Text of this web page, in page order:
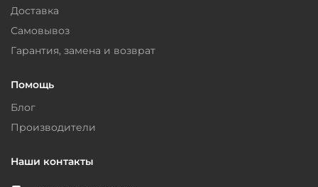
Доставка
Самовывоз
Гарантия, замена и возврат
Помощь
Блог
Производители
Наши контакты